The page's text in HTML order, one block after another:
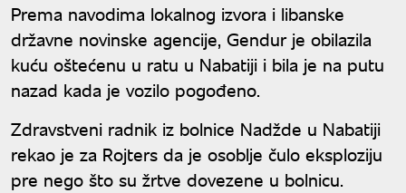
Prema navodima lokalnog izvora i libanske
državne novinske agencije, Gendur je obilazila
kuću oštećenu u ratu u Nabatiji i bila je na putu
nazad kada je vozilo pogođeno.
Zdravstveni radnik iz bolnice Nadžde u Nabatiji
rekao je za Rojters da je osoblje čulo eksploziju
pre nego što su žrtve dovezene u bolnicu.